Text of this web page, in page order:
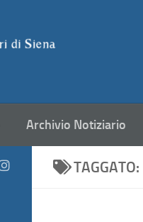
Archivio Notiziario
TAGGATO: